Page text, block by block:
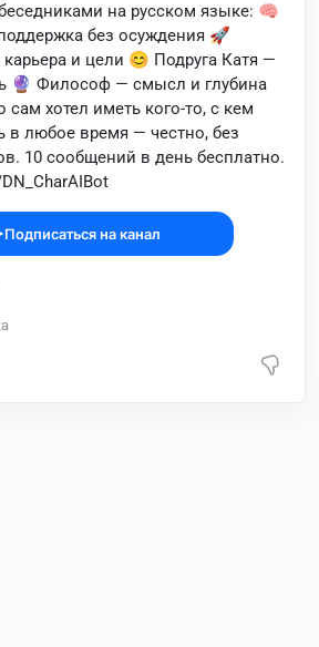
на русском языке: 🧠
без осуждения 🚀
и цели 😊 Подруга Катя —
🔮 Философ — смысл и глубина
сам хотел иметь кого-то, с кем
в любое время — честно, без
10 сообщений в день бесплатно.
Подписаться на канал